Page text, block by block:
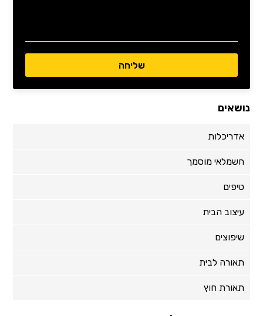
נושאים
אדריכלות
חשמלאי מוסמך
טיפים
עיצוב הבית
שיפוצים
תאורה לבית
תאורת חוץ